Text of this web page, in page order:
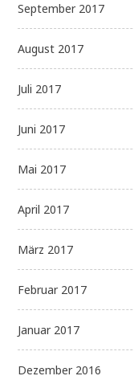
September 2017
August 2017
Juli 2017
Juni 2017
Mai 2017
April 2017
März 2017
Februar 2017
Januar 2017
Dezember 2016